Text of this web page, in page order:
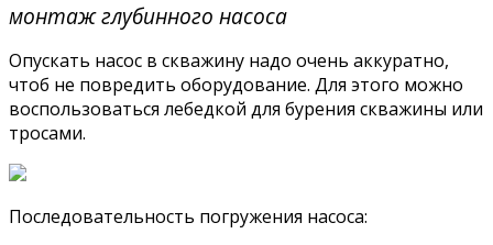
монтаж глубинного насоса
Опускать насос в скважину надо очень аккуратно,
чтоб не повредить оборудование. Для этого можно
воспользоваться лебедкой для бурения скважины или
тросами.
Последовательность погружения насоса: